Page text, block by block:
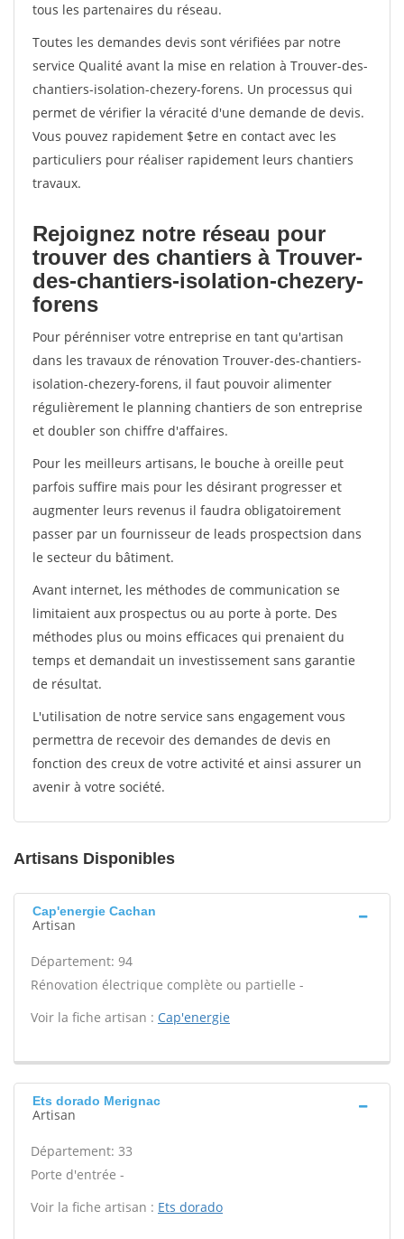
tous les partenaires du réseau.
Toutes les demandes devis sont vérifiées par notre
service Qualité avant la mise en relation à Trouver-des-
chantiers-isolation-chezery-forens. Un processus qui
permet de vérifier la véracité d'une demande de devis.
Vous pouvez rapidement $etre en contact avec les
particuliers pour réaliser rapidement leurs chantiers
travaux.
Rejoignez notre réseau pour
trouver des chantiers à Trouver-
des-chantiers-isolation-chezery-
forens
Pour pérénniser votre entreprise en tant qu'artisan
dans les travaux de rénovation Trouver-des-chantiers-
isolation-chezery-forens, il faut pouvoir alimenter
régulièrement le planning chantiers de son entreprise
et doubler son chiffre d'affaires.
Pour les meilleurs artisans, le bouche à oreille peut
parfois suffire mais pour les désirant progresser et
augmenter leurs revenus il faudra obligatoirement
passer par un fournisseur de leads prospectsion dans
le secteur du bâtiment.
Avant internet, les méthodes de communication se
limitaient aux prospectus ou au porte à porte. Des
méthodes plus ou moins efficaces qui prenaient du
temps et demandait un investissement sans garantie
de résultat.
L'utilisation de notre service sans engagement vous
permettra de recevoir des demandes de devis en
fonction des creux de votre activité et ainsi assurer un
avenir à votre société.
Artisans Disponibles
Cap'energie Cachan
Artisan
Département: 94
Rénovation électrique complète ou partielle -
Voir la fiche artisan : Cap'energie
Ets dorado Merignac
Artisan
Département: 33
Porte d'entrée -
Voir la fiche artisan : Ets dorado